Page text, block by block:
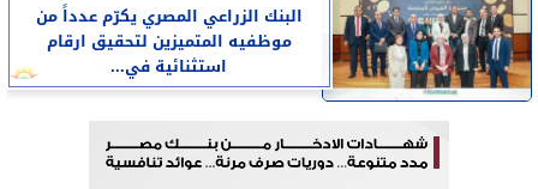
البنك الزراعي المصري يكرّم عدداً من
موظفيه المتميزين لتحقيق ارقام
استثنائية في...